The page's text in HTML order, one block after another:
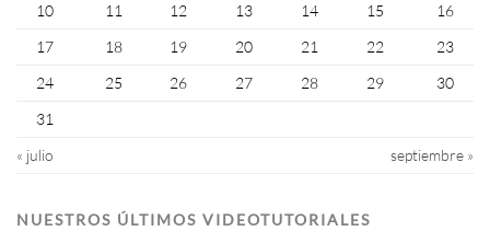
10
11 12 13 14 15
16
17
18 19 20 21 22
23
24
25 26 27 28 29
30
31
« julio
septiembre »
NUESTROS ÚLTIMOS VIDEOTUTORIALES